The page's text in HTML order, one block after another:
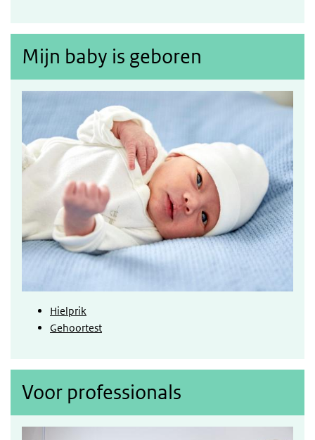
Mijn baby is geboren
Hielprik
Gehoortest
Voor professionals